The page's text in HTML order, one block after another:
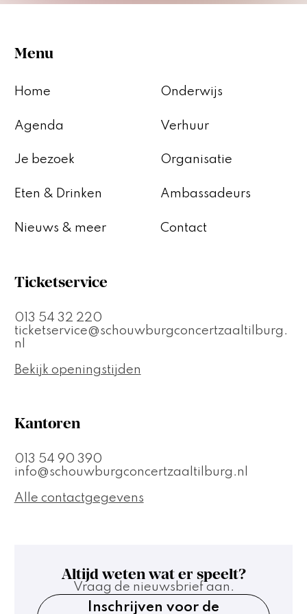
Menu
Home
Agenda
Je bezoek
Eten & Drinken
Nieuws & meer
Onderwijs
Verhuur
Organisatie
Ambassadeurs
Contact
Ticketservice
013 54 32 220
ticketservice@schouwburgconcertzaaltilburg.
nl
Bekijk openingstijden
Kantoren
013 54 90 390
info@schouwburgconcertzaaltilburg.nl
Alle contactgegevens
Altijd weten wat er speelt?
Vraag de nieuwsbrief aan.
Inschrijven voor de